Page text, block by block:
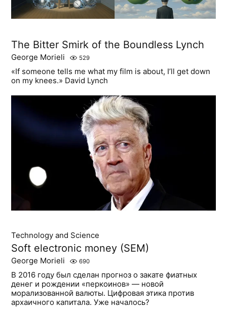
The Bitter Smirk of the Boundless Lynch
George Morieli 529
«If someone tells me what my film is about, I’ll get down
on my knees.» David Lynch
Technology and Science
Soft electronic money (SEM)
George Morieli 690
В 2016 году был сделан прогноз о закате фиатных
денег и рождении «перкоинов» — новой
морализованной валюты. Цифровая этика против
архаичного капитала. Уже началось?